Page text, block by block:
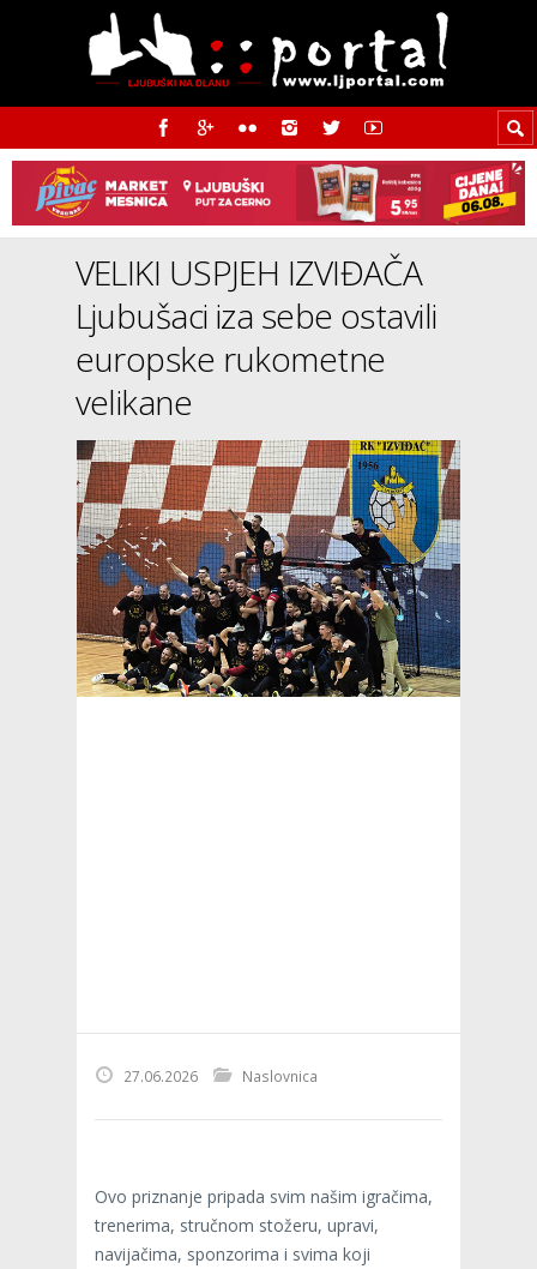
VELIKI USPJEH IZVIĐAČA
Ljubušaci iza sebe ostavili
europske rukometne
velikane
27.06.2026 Naslovnica
Ovo priznanje pripada svim našim igračima,
trenerima, stručnom stožeru, upravi,
navijačima, sponzorima i svima koji